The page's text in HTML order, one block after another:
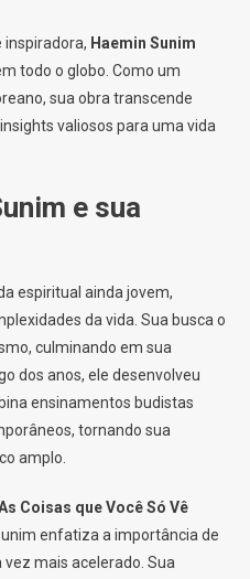
inspiradora, Haemin Sunim
todo o globo. Como um
sua obra transcende
valiosos para uma vida
e sua
espiritual ainda jovem,
da vida. Sua busca o
culminando em sua
dos anos, ele desenvolveu
ensinamentos budistas
tornando sua
amplo.
Coisas que Você Só Vê
enfatiza a importância de
mais acelerado. Sua